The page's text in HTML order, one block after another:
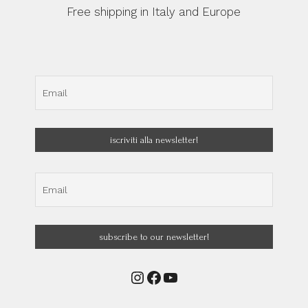
Free shipping in Italy and Europe
Instagram
Facebook
YouTube